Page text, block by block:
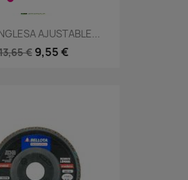
AJUSTABLE...
€ 9,55 €